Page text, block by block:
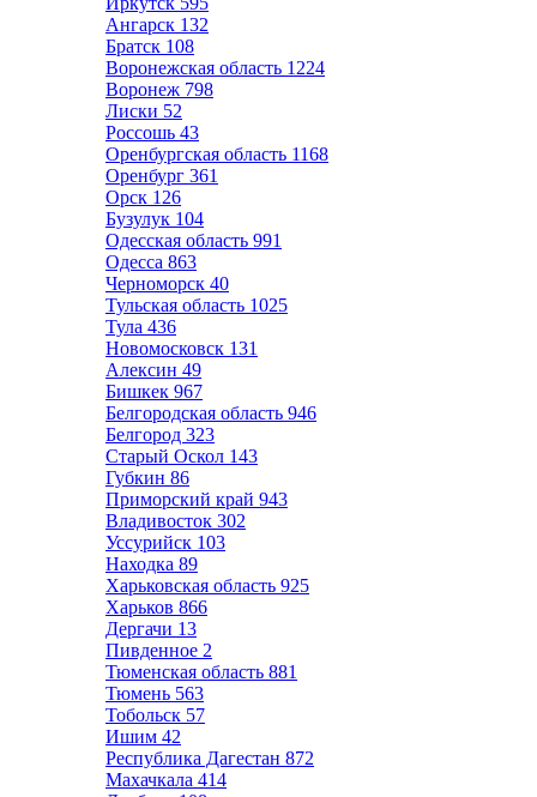
Ангарск 132
Братск 108
Воронежская область 1224
Воронеж 798
Лиски 52
Россошь 43
Оренбургская область 1168
Оренбург 361
Орск 126
Бузулук 104
Одесская область 991
Одесса 863
Черноморск 40
Тульская область 1025
Тула 436
Новомосковск 131
Алексин 49
Бишкек 967
Белгородская область 946
Белгород 323
Старый Оскол 143
Губкин 86
Приморский край 943
Владивосток 302
Уссурийск 103
Находка 89
Харьковская область 925
Харьков 866
Дергачи 13
Пивденное 2
Тюменская область 881
Тюмень 563
Тобольск 57
Ишим 42
Республика Дагестан 872
Махачкала 414